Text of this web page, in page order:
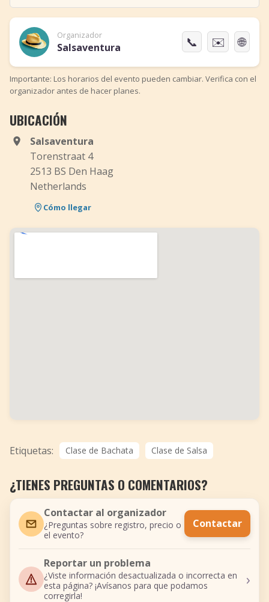
Organizador
Salsaventura 📞 ✉️ 🌐
Importante: Los horarios del evento pueden cambiar. Verifica con el
organizador antes de hacer planes.
UBICACIÓN
Salsaventura
Torenstraat 4
2513 BS Den Haag
Netherlands
Cómo llegar
Etiquetas: Clase de Bachata Clase de Salsa
¿TIENES PREGUNTAS O COMENTARIOS?
Contactar al organizador
¿Preguntas sobre registro, precio o
el evento?
Contactar
Reportar un problema
¿Viste información desactualizada o incorrecta en
esta página? ¡Avísanos para que podamos
corregirla!
›